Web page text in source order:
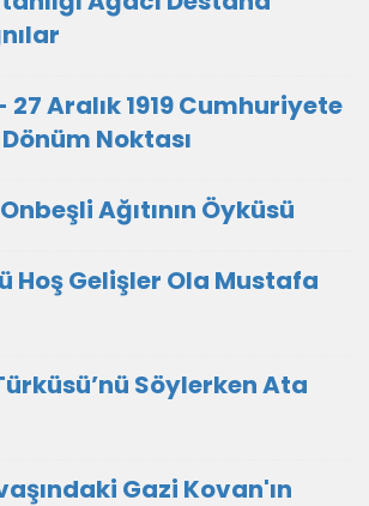
27 Aralık 1919 Cumhuriyete
Noktası
Ağıtının Öyküsü
Hoş Gelişler Ola Mustafa
Söylerken Ata
Gazi Kovan'ın